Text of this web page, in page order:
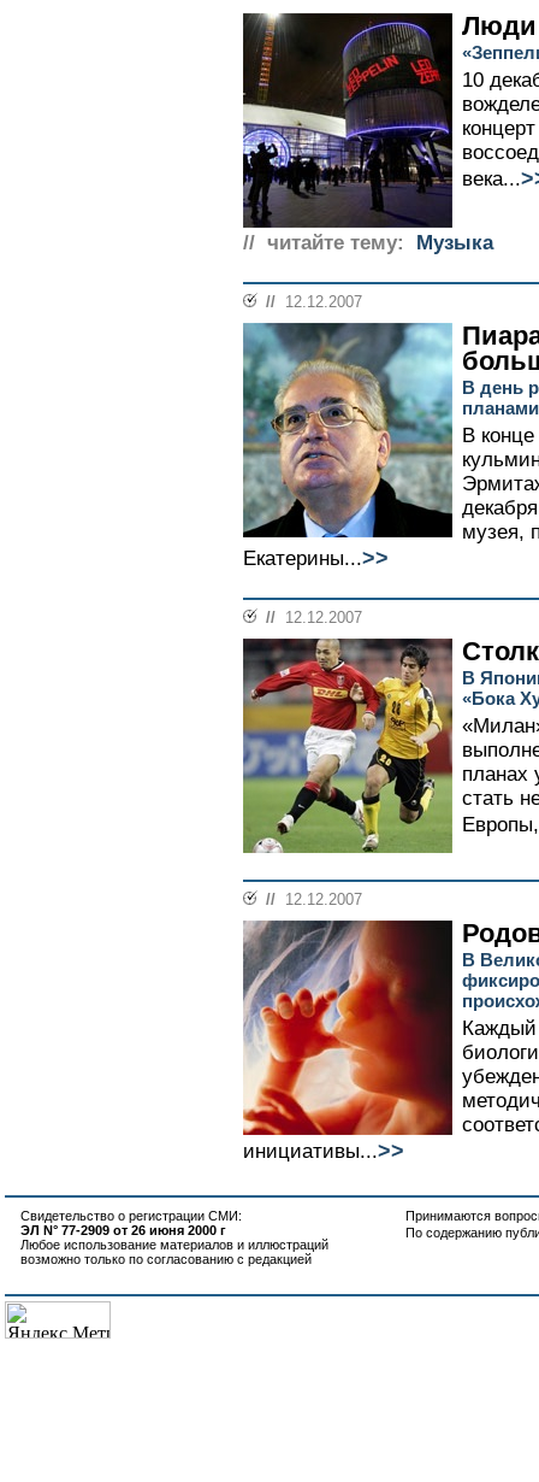
Люди
10
века...
// читайте тему: Музыка
// 12.12.2007
В день
В
музея,
Екатерины...>>
// 12.12.2007
В
«Бока
планах
стать
// 12.12.2007
В
Каждый
инициативы...>>
Свидетельство о регистрации СМИ:
ЭЛ N° 77-2909 от 26 июня 2000 г
Любое использование материалов и иллюстраций
возможно только по согласованию с редакцией
Принимаются
По содержанию